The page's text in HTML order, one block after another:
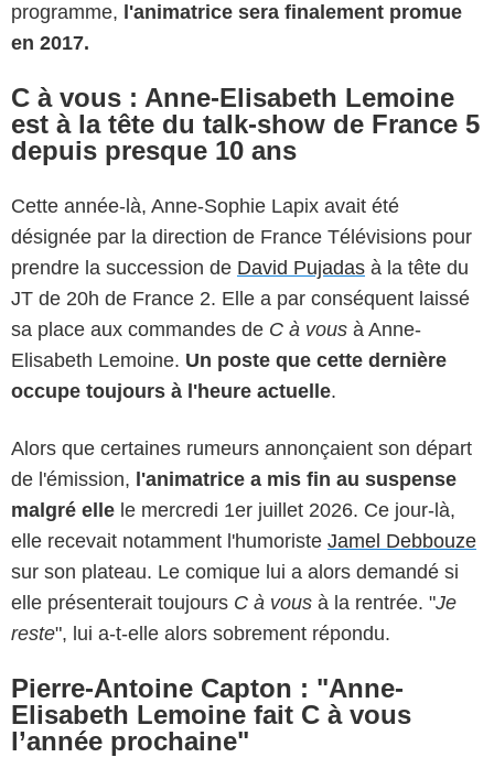
programme, l'animatrice sera finalement promue
en 2017.
C à vous : Anne-Elisabeth Lemoine
est à la tête du talk-show de France 5
depuis presque 10 ans
Cette année-là, Anne-Sophie Lapix avait été
désignée par la direction de France Télévisions pour
prendre la succession de David Pujadas à la tête du
JT de 20h de France 2. Elle a par conséquent laissé
sa place aux commandes de C à vous à Anne-
Elisabeth Lemoine. Un poste que cette dernière
occupe toujours à l'heure actuelle.
Alors que certaines rumeurs annonçaient son départ
de l'émission, l'animatrice a mis fin au suspense
malgré elle le mercredi 1er juillet 2026. Ce jour-là,
elle recevait notamment l'humoriste Jamel Debbouze
sur son plateau. Le comique lui a alors demandé si
elle présenterait toujours C à vous à la rentrée. "Je
reste", lui a-t-elle alors sobrement répondu.
Pierre-Antoine Capton : "Anne-
Elisabeth Lemoine fait C à vous
l’année prochaine"